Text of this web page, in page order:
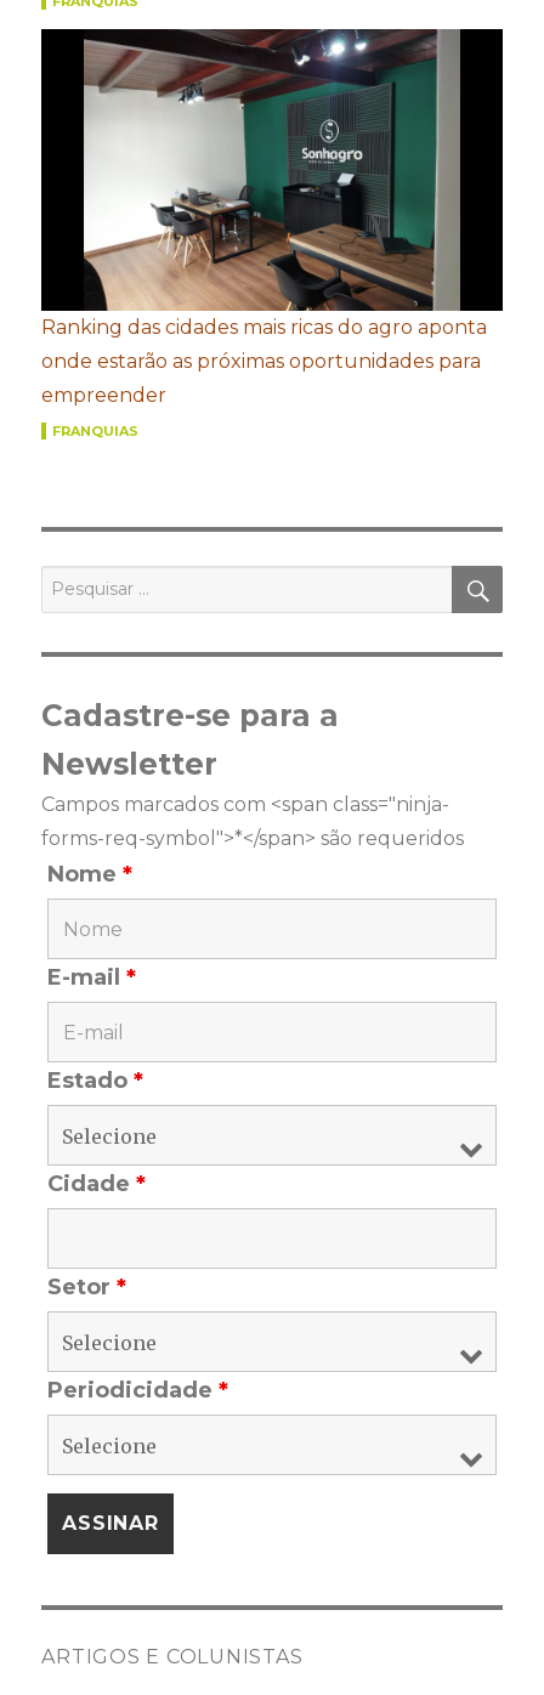
Ranking das cidades mais ricas do agro aponta
onde estarão as próximas oportunidades para
empreender
FRANQUIAS
Pesquisar
por:
Cadastre-se para a
Newsletter
Campos marcados com <span class="ninja-
forms-req-symbol">*</span> são requeridos
Nome*
E-mail*
Estado*
Cidade*
Setor*
Periodicidade*
ARTIGOS E COLUNISTAS